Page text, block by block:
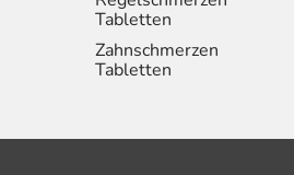
Tabletten
Zahnschmerzen
Tabletten